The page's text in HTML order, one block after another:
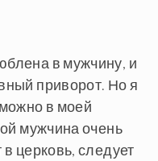
в мужчину, и
приворот. Но я
в моей
мужчина очень
церковь, следует